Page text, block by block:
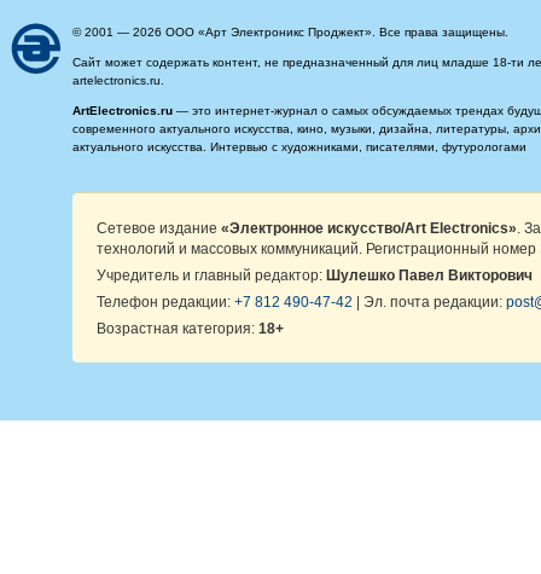
© 2001 — 2026 ООО «Арт Электроникс Проджект». Все права защищены.
Сайт может содержать контент, не предназначенный для лиц младше 18-ти
artelectronics.ru.
ArtElectronics.ru — это интернет-журнал о самых обсуждаемых трендах
современного актуального искусства, кино, музыки, дизайна, литературы,
актуального искусства. Интервью с художниками, писателями, футурологами
Сетевое издание «Электронное искусство/Art Electronics» .
технологий и массовых коммуникаций. Регистрационный
Учредитель и главный редактор: Шулешко Павел Викторович
Телефон редакции: +7 812 490-47-42 | Эл. почта редакции:
Возрастная категория: 18+